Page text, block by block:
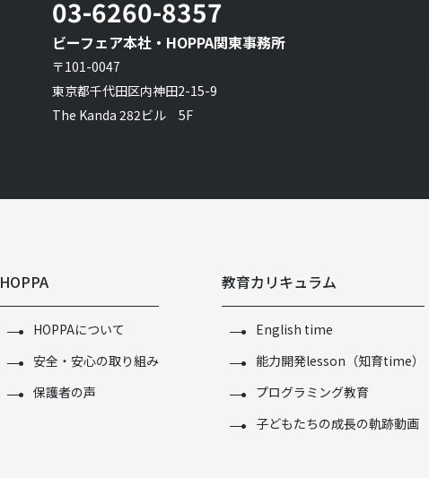
03-6260-8357
ビーフェア本社・HOPPA関東事務所
〒101-0047
東京都千代田区内神田2-15-9
The Kanda 282ビル 5F
HOPPA
HOPPAについて
安全・安心の取り組み
保護者の声
教育カリキュラム
English time
能力開発lesson（知育time）
プログラミング教育
子どもたちの成長の軌跡動画